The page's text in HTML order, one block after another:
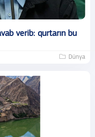
verib: qurtarın bu
Dünya